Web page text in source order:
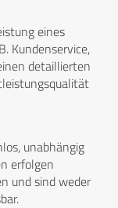
eines
Kundenservice,
detaillierten
unabhängig
erfolgen
und sind weder